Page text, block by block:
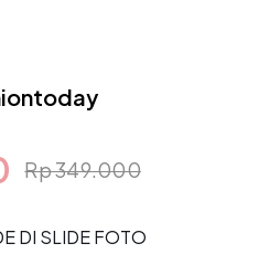
Rp 349.000
DI SLIDE FOTO